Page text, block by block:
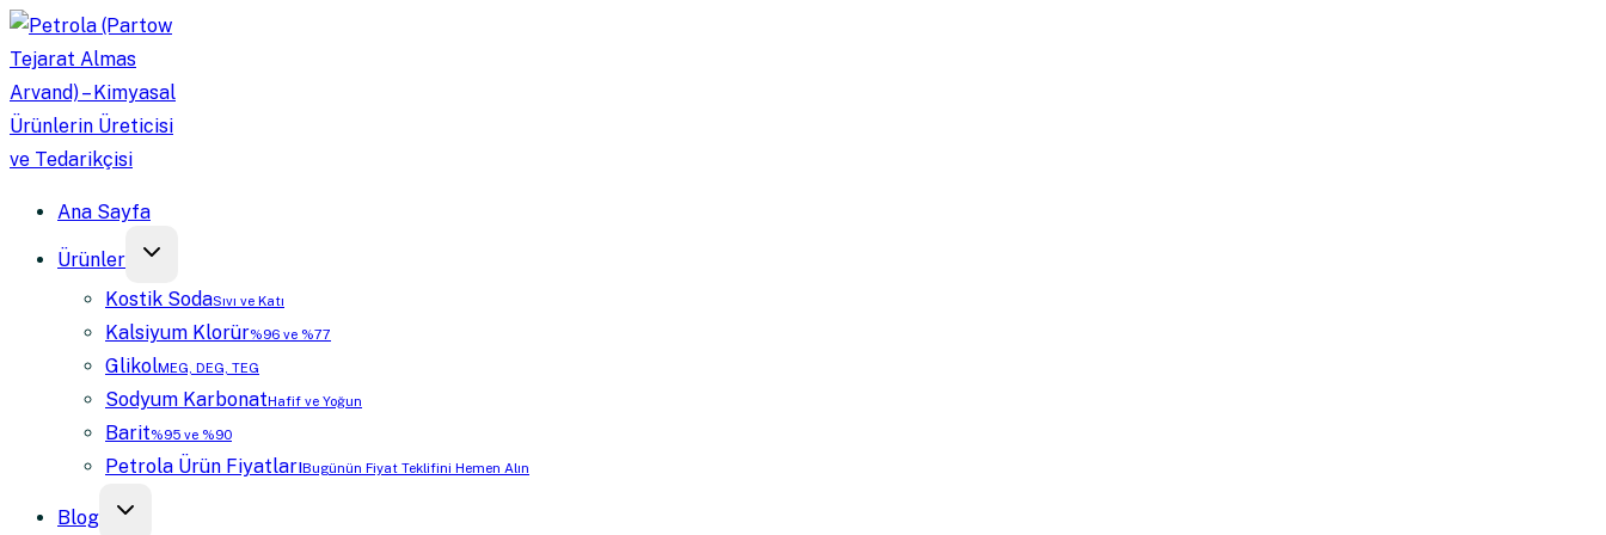
Skip
to
content
Ana Sayfa
Ürünler
Kostik SodaSıvı ve Katı
Kalsiyum Klorür%96 ve %77
GlikolMEG, DEG, TEG
Sodyum KarbonatHafif ve Yoğun
Barit%95 ve %90
Petrola Ürün FiyatlarıBugünün Fiyat Teklifini Hemen Alın
Blog